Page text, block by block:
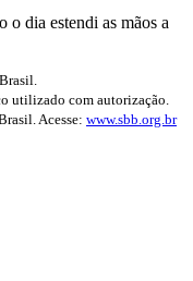
o dia estendi as mãos a
utilizado com autorização.
Acesse: www.sbb.org.br